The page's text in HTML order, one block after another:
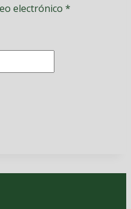
electrónico *